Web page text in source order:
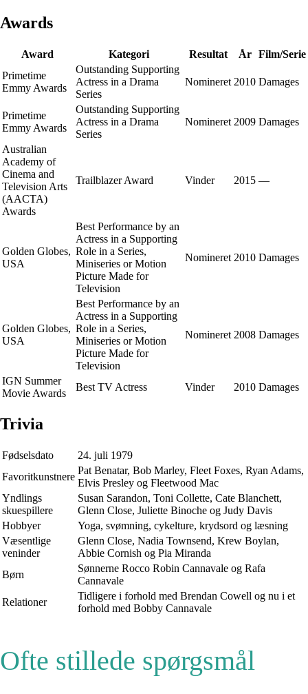
Awards
Award Kategori Resultat År
Film/Serie
Primetime
Emmy Awards
Outstanding Supporting
Actress in a Drama
Series
Nomineret 2010 Damages
Primetime
Emmy Awards
Outstanding Supporting
Actress in a Drama
Series
Nomineret 2009 Damages
Australian
Academy of
Cinema and
Television Arts
(AACTA)
Awards
Trailblazer Award Vinder 2015 —
Golden Globes,
USA
Best Performance by an
Actress in a Supporting
Role in a Series,
Miniseries or Motion
Picture Made for
Television
Nomineret 2010 Damages
Golden Globes,
USA
Best Performance by an
Actress in a Supporting
Role in a Series,
Miniseries or Motion
Picture Made for
Television
Nomineret 2008 Damages
IGN Summer
Movie Awards
Best TV Actress Vinder 2010 Damages
Trivia
Fødselsdato
24. juli 1979
Favoritkunstnere
Pat Benatar, Bob Marley, Fleet Foxes, Ryan Adams,
Elvis Presley og Fleetwood Mac
Yndlings
skuespillere
Susan Sarandon, Toni Collette, Cate Blanchett,
Glenn Close, Juliette Binoche og Judy Davis
Hobbyer
Yoga, svømning, cykelture, krydsord og læsning
Væsentlige
veninder
Glenn Close, Nadia Townsend, Krew Boylan,
Abbie Cornish og Pia Miranda
Børn
Sønnerne Rocco Robin Cannavale og Rafa
Cannavale
Relationer
Tidligere i forhold med Brendan Cowell og nu i et
forhold med Bobby Cannavale
Ofte stillede spørgsmål